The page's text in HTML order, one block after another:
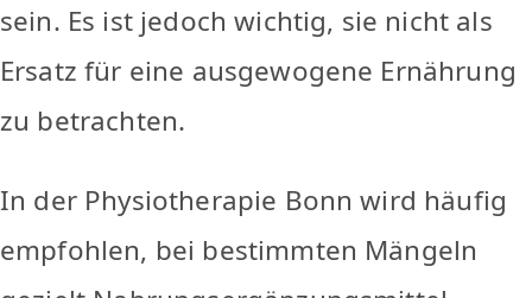
sein. Es ist jedoch wichtig, sie nicht als
Ersatz für eine ausgewogene Ernährung
zu betrachten.
In der Physiotherapie Bonn wird häufig
empfohlen, bei bestimmten Mängeln